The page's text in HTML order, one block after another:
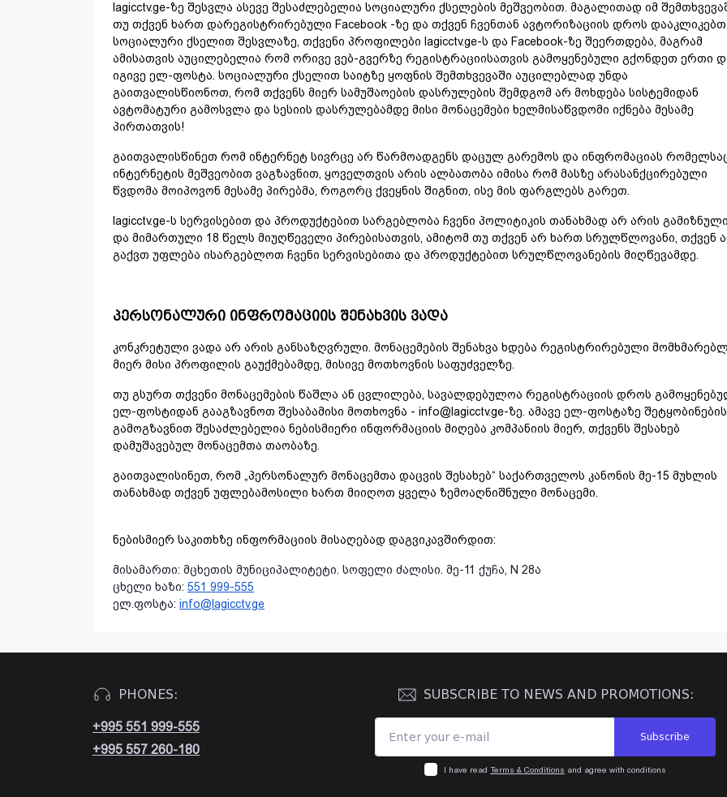
lagicctv.ge-ზე შესვლა ასევე შესაძლებელია სოციალური ქსელების მეშვეობით. მაგალითად იმ
თუ თქვენ ხართ დარეგისტრირებული Facebook -ზე და თქვენ ჩვენთან ავტორიზაციის დროს დააკლიკებთ
სოციალური ქსელით შესვლაზე, თქვენი პროფილები lagicctv.ge-ს და Facebook-ზე შეერთდება, მაგრამ
ამისათვის აუცილებელია რომ ორივე ვებ-გვერზე რეგისტრაციისათვის გამოყენებული გქონდეთ ერთი
იგივე ელ-ფოსტა. სოციალური ქსელით საიტზე ყოფნის შემთხვევაში აუცილებლად უნდა
გაითვალისწიონოთ, რომ თქვენს მიერ სამუშაოების დასრულების შემდგომ არ მოხდება სისტემიდან
ავტომატური გამოსვლა და სესიის დასრულებამდე მისი მონაცემები ხელმისაწვდომი იქნება მესამე
პირთათვის!
გაითვალისწინეთ რომ ინტერნეტ სივრცე არ წარმოადგენს დაცულ გარემოს და ინფრომაციას
ინტერნეტის მეშვეობით ვაგზავნით, ყოველთვის არის ალბათობა იმისა რომ მასზე არასანქცირებული
წვდომა მოიპოვონ მესამე პირებმა, როგორც ქვეყნის შიგნით, ისე მის ფარგლებს გარეთ.
lagicctv.ge-ს სერვისებით და პროდუქტებით სარგებლობა ჩვენი პოლიტიკის თანახმად არ არის გამიზნული
და მიმართული 18 წელს მიუღწეველი პირებისათვის, ამიტომ თუ თქვენ არ ხართ სრულწლოვანი, თქვენ
გაქვთ უფლება ისარგებლოთ ჩვენი სერვისებითა და პროდუქტებით სრულწლოვანების მიღწევამდე.
პერსონალური ინფრომაციის შენახვის ვადა
კონკრეტული ვადა არ არის განსაზღვრული. მონაცემების შენახვა ხდება რეგისტრირებული
მიერ მისი პროფილის გაუქმებამდე, მისივე მოთხოვნის საფუძველზე.
თუ გსურთ თქვენი მონაცემების წაშლა ან ცვლილება, სავალდებულოა რეგისტრაციის დროს
ელ-ფოსტიდან გააგზავნოთ შესაბამისი მოთხოვნა - info@lagicctv.ge-ზე. ამავე ელ-ფოსტაზე შეტყობინების
გამოგზავნით შესაძლებელია ნებისმიერი ინფორმაციის მიღება კომპანიის მიერ, თქვენს შესახებ
დამუშავებულ მონაცემთა თაობაზე.
გაითვალისინეთ, რომ „პერსონალურ მონაცემთა დაცვის შესახებ“ საქართველოს კანონის მე-15 მუხლის
თანახმად თქვენ უფლებამოსილი ხართ მიიღოთ ყველა ზემოაღნიშნული მონაცემი.
ნებისმიერ საკითხზე ინფორმაციის მისაღებად დაგვიკავშირდით:
მისამართი: მცხეთის მუნიციპალიტეტი. სოფელი ძალისი. მე-11 ქუჩა, N 28ა
ცხელი ხაზი: 551 999-555
ელ.ფოსტა: info@lagicctv.ge
PHONES:
+995 551 999-555
+995 557 260-180
SUBSCRIBE TO NEWS AND PROMOTIONS:
Subscribe
I have read Terms & Conditions and agree with conditions